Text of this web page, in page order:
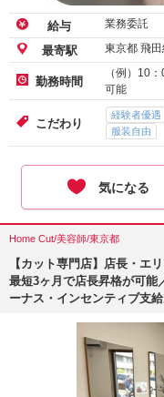
給与 業務委託
最寄駅 東京都 飛田
勤務時間
（例）10
可能
こだわり
経験者優遇
服装自由
気になる
Home Cut/美容師/東京都
【カット専門店】店長・エ
最短3ヶ月で店長昇格が可能
ーナス・インセンティブ支